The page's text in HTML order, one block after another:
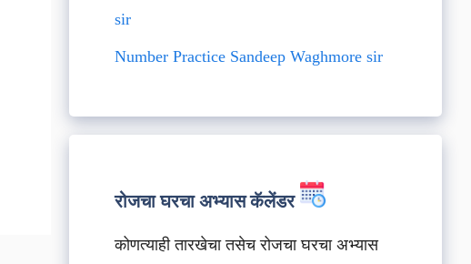
sir
Number Practice Sandeep Waghmore sir
रोजचा घरचा अभ्यास कॅलेंडर
कोणत्याही तारखेचा तसेच रोजचा घरचा अभ्यास